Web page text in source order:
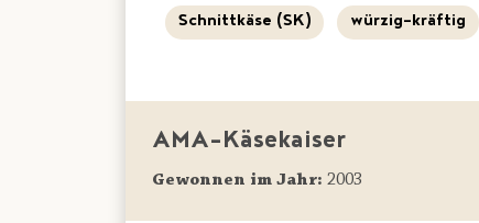
Schnittkäse (SK) würzig-kräftig
AMA-Käsekaiser
Gewonnen im Jahr: 2003